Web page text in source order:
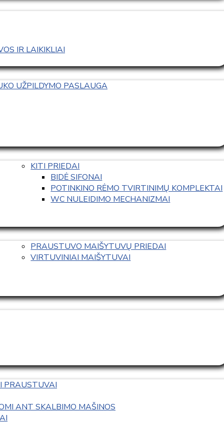
IR LAIKIKLIAI
UŽPILDYMO PASLAUGA
KITI PRIEDAI
BIDĖ SIFONAI
POTINKINO RĖMO TVIRTINIMŲ KOMPLEKTAI
WC NULEIDIMO MECHANIZMAI
PRAUSTUVO MAIŠYTUVŲ PRIEDAI
VIRTUVINIAI MAIŠYTUVAI
PRAUSTUVAI
ANT SKALBIMO MAŠINOS